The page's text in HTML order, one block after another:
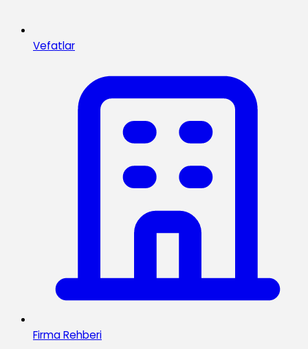
Vefatlar
Firma Rehberi